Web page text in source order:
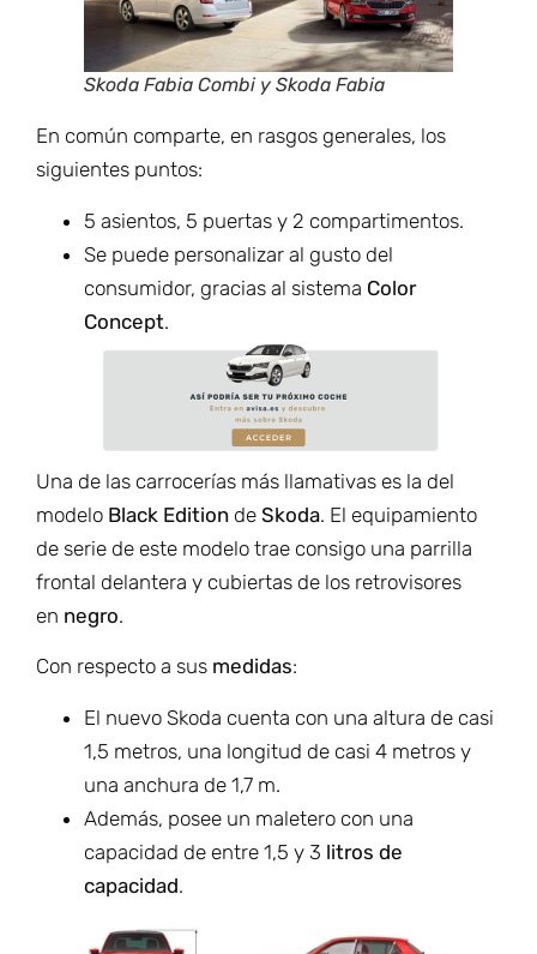
Skoda Fabia Combi y Skoda Fabia
En común comparte, en rasgos generales, los
siguientes puntos:
5 asientos, 5 puertas y 2 compartimentos.
Se puede personalizar al gusto del
consumidor, gracias al sistema Color
Concept.
Una de las carrocerías más llamativas es la del
modelo Black Edition de Skoda. El equipamiento
de serie de este modelo trae consigo una parrilla
frontal delantera y cubiertas de los retrovisores
en negro.
Con respecto a sus medidas:
El nuevo Skoda cuenta con una altura de casi
1,5 metros, una longitud de casi 4 metros y
una anchura de 1,7 m.
Además, posee un maletero con una
capacidad de entre 1,5 y 3 litros de
capacidad.